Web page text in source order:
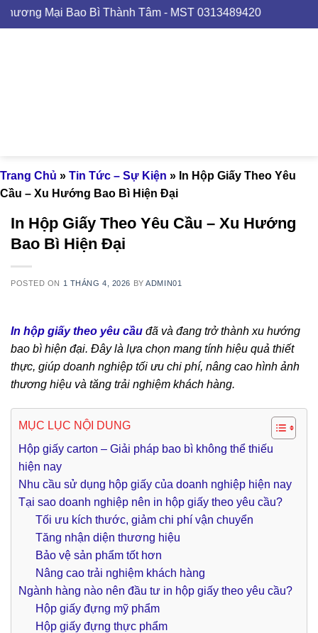
Skip
to
Bao Bì Thành Tâm - MST 0313489420
Trang Chủ » Tin Tức – Sự Kiện » In Hộp Giấy Theo Yêu
Cầu – Xu Hướng Bao Bì Hiện Đại
In Hộp Giấy Theo Yêu Cầu – Xu Hướng
Bao Bì Hiện Đại
POSTED ON 1 THÁNG 4, 2026 BYADMIN01
In hộp giấy theo yêu cầu đã và đang trở thành xu hướng
bao bì hiện đại. Đây là lựa chọn mang tính hiệu quả thiết
thực, giúp doanh nghiệp tối ưu chi phí, nâng cao hình ảnh
thương hiệu và tăng trải nghiệm khách hàng.
MỤC LỤC NỘI DUNG
Hộp giấy carton – Giải pháp bao bì không thể thiếu
hiện nay
Nhu cầu sử dụng hộp giấy của doanh nghiệp hiện nay
Tại sao doanh nghiệp nên in hộp giấy theo yêu cầu?
Tối ưu kích thước, giảm chi phí vận chuyển
Tăng nhận diện thương hiệu
Bảo vệ sản phẩm tốt hơn
Nâng cao trải nghiệm khách hàng
Ngành hàng nào nên đầu tư in hộp giấy theo yêu cầu?
Hộp giấy đựng mỹ phẩm
Hộp giấy đựng thực phẩm